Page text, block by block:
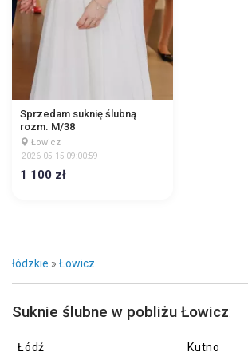
Sprzedam suknię ślubną
rozm. M/38
Łowicz
2026-05-15 09:00:59
1 100 zł
łódzkie » Łowicz
Suknie ślubne w pobliżu Łowicz:
Łódź Kutno